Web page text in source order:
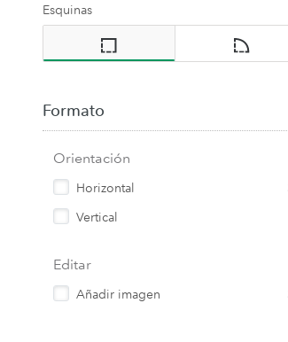
Esquinas
Formato
Orientación
Horizontal
Vertical
Editar
Añadir imagen